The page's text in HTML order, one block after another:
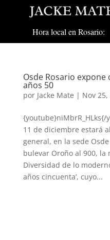
Hora local en Rosario:
Osde Rosario
años 50
por Jacke Mate | Nov 25,
11 de diciembre estará
general, en la sede
bulevar Oroño al 900, la
Diversidad de lo
años cincuenta’, cuyo...